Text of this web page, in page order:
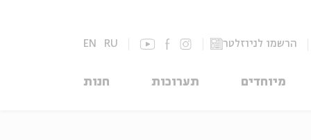
הרשמו לניוזלטר EN RU
מיוחדים תערוכות חנות